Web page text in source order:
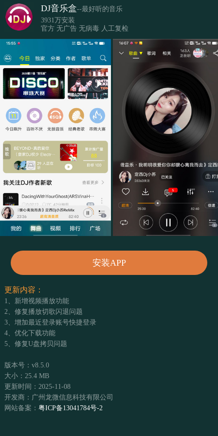
DJ音乐盒--最好听的音乐
3931万安装
官方 无广告 无病毒 人工复检
安装APP
更新内容：
1、新增视频播放功能
2、修复播放切歌闪退问题
3、增加最近登录账号快捷登录
4、优化下载功能
5、修复U盘拷贝问题
版本号：v8.5.0
大小：25.4 MB
更新时间：2025-11-08
开发商：广州龙微信息科技有限公司
网站备案： 粤ICP备13041784号-2